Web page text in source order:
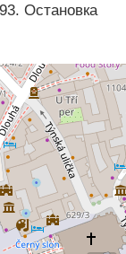
Остановка